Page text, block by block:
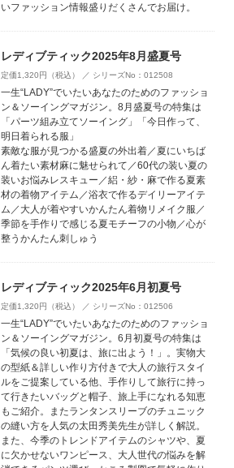
いファッション情報盛りだくさんでお届け。
レディブティック2025年8月盛夏号
定価1,320円（税込） ／ シリーズNo：012508
一生“LADY”でいたいあなたのためのファッショ
ン＆ソーイングマガジン。8月盛夏号の特集は
「パーツ組み立てソーイング」「今日作って、
明日着られる服」
素敵な服が見つかる盛夏の外出着／夏にいちば
ん着たい素材麻に魅せられて／60代の装い夏の
装いお悩みレスキュー／絽・紗・麻で作る夏素
材の着物アイテム／浴衣で作るデイリーアイテ
ム／大人が着やすいかんたん着物リメイク服／
季節を手作りで感じる夏モチーフの小物／心が
整うかんたん刺しゅう
レディブティック2025年6月初夏号
定価1,320円（税込） ／ シリーズNo：012506
一生“LADY”でいたいあなたのためのファッショ
ン＆ソーイングマガジン。6月初夏号の特集は
「気候の良い初夏は、旅に出よう！」。実物大
の型紙＆詳しい作り方付きで大人の旅行スタイ
ルをご提案している他、手作りして旅行に持っ
て行きたいバッグと帽子、旅上手になれる知恵
もご紹介。またランタンスリーブのチュニック
の縫い方を人気の太田秀美先生が詳しく解説。
また、今季のトレンドアイテムのシャツや、夏
に欠かせないワンピース、大人世代の悩みを解